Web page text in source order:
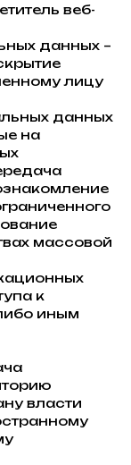
веб-
данных –
лицу
данных
на
массовой
к
иным
власти